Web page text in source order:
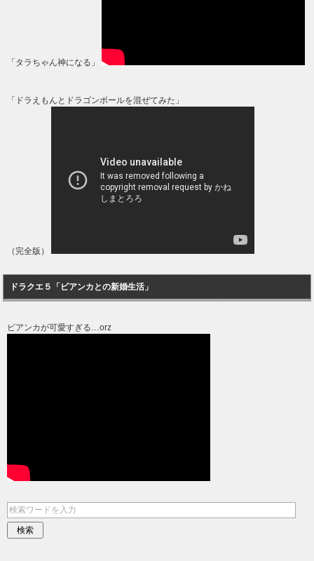
「タラちゃん神になる」
「ドラえもんとドラゴンボールを混ぜてみた」
（完全版）
ドラクエ５「ビアンカとの新婚生活」
ビアンカが可愛すぎる…orz